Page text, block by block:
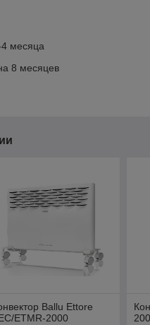
4 месяца
8 месяцев
Ballu Ettore
ETMR-2000